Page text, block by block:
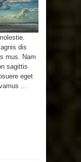
dis
mus. Nam
sagittis
eget
...